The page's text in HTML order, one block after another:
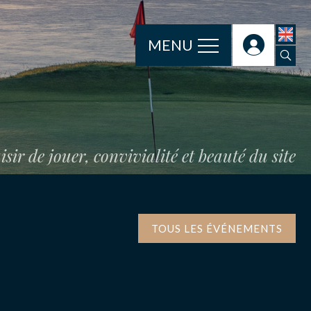
MENU
de jouer, convivialité et beauté du site
TOUS LES ÉVÉNEMENTS